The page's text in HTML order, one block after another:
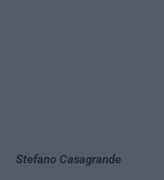
Stefano Casagrande